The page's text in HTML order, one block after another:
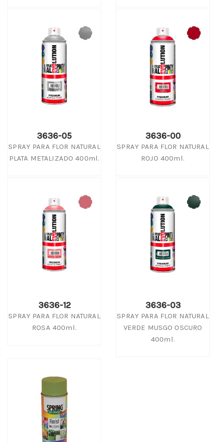
3636-05
SPRAY PARA FLOR NATURAL
PLATA METALIZADO 400ml.
3636-00
SPRAY PARA FLOR NATURAL
ROJO 400ml.
3636-12
SPRAY PARA FLOR NATURAL
ROSA 400ml.
3636-03
SPRAY PARA FLOR NATURAL
VERDE MUSGO OSCURO
400ml.